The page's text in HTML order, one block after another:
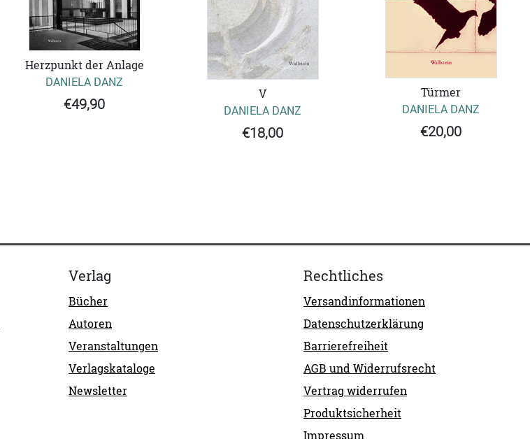
Herzpunkt der Anlage
DANIELA DANZ
€49,90
V
DANIELA DANZ
€18,00
Türmer
DANIELA DANZ
€20,00
Verlag
Bücher
Autoren
Veranstaltungen
Verlagskataloge
Newsletter
Rechtliches
Versandinformationen
Datenschutzerklärung
Barrierefreiheit
AGB und Widerrufsrecht
Vertrag widerrufen
Produktsicherheit
Impressum